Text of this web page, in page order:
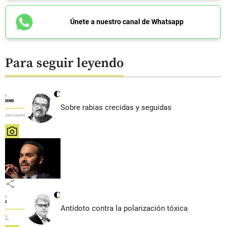
Únete a nuestro canal de Whatsapp
Para seguir leyendo
Sobre rabias crecidas y seguidas
share
share
Antídoto contra la polarización tóxica